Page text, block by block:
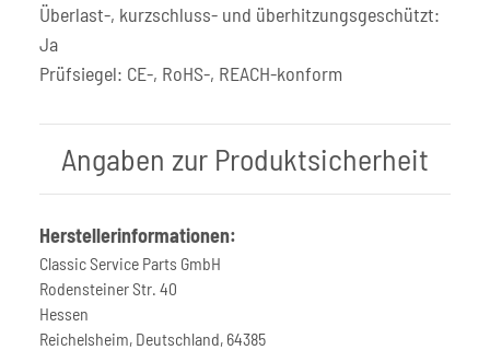
Überlast-, kurzschluss- und überhitzungsgeschützt:
Ja
Prüfsiegel: CE-, RoHS-, REACH-konform
Angaben zur Produktsicherheit
Herstellerinformationen:
Classic Service Parts GmbH
Rodensteiner Str. 40
Hessen
Reichelsheim, Deutschland, 64385